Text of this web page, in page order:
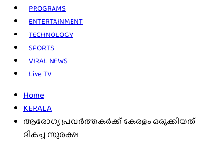
PROGRAMS
ENTERTAINMENT
TECHNOLOGY
SPORTS
VIRAL NEWS
Live TV
Home
KERALA
ആരോഗ്യ പ്രവർത്തകർക്ക് കേരളം ഒരുക്കിയത്
മികച്ച സുരക്ഷ